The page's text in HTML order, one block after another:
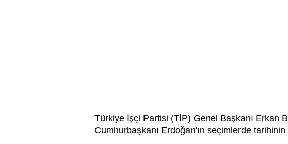
Türkiye İşçi Partisi (TİP) Genel Başkanı Erkan
Cumhurbaşkanı Erdoğan'ın seçimlerde